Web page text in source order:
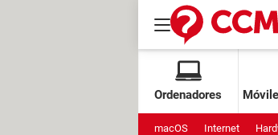
Ordenadores
macOS Internet